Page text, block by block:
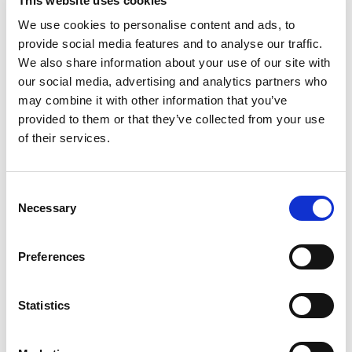
We use cookies to personalise content and ads, to
provide social media features and to analyse our traffic.
We also share information about your use of our site with
our social media, advertising and analytics partners who
may combine it with other information that you’ve
provided to them or that they’ve collected from your use
of their services.
Necessary
Preferences
Statistics
grunner ikke egner seg for retur, og der forseglingen
er brutt,
varer som etter levering er blandet med andre varer
på en slik måte at de ikke kan skilles fra hverandre,
tjenester som er fullført, og der du uttrykkelig har
samtykket til at tjenesten påbegynnes uten
angrerett.
8. Reklamasjon og garanti
Vi kontrollerer produkter før de sendes. Skulle varen likevel
utbedre feilen i samsvar med forbrukerkjøpsloven.
reklamere på opprinnelige mangler. Reklamasjonsfristen